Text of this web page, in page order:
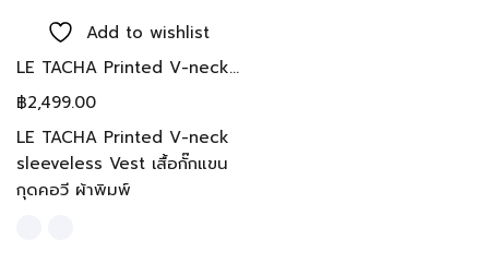
Add to wishlist
LE TACHA Printed V-neck sleeveless Vest เสื้อแขนกุุดคอวี Designed by Thai designers
฿2,499.00
LE TACHA Printed V-neck
sleeveless Vest เสื้อกั๊กแขน
กุดคอวี ผ้าพิมพ์